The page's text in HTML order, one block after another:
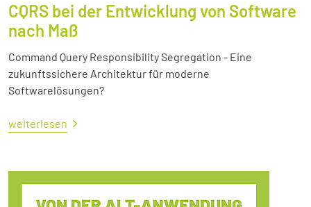
CQRS bei der Entwicklung von Software
nach Maß
Command Query Responsibility Segregation - Eine
zukunftssichere Architektur für moderne
Softwarelösungen?
weiterlesen